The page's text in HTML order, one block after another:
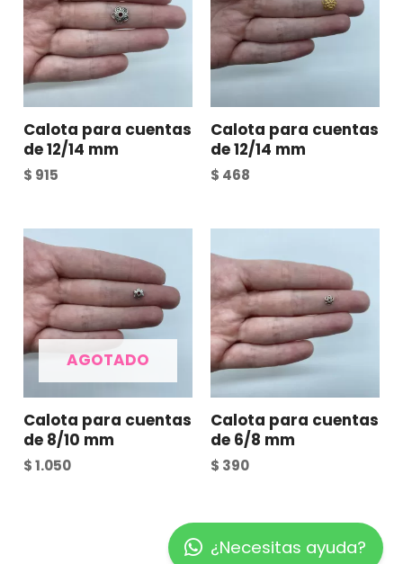
Calota para cuentas
de 12/14 mm
$ 915
Calota para cuentas
de 12/14 mm
$ 468
AGOTADO
Calota para cuentas
de 8/10 mm
$1.050
Calota para cuentas
de 6/8 mm
$ 390
¿Necesitas ayuda?